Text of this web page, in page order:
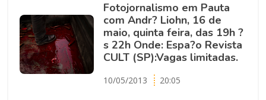
Fotojornalismo em Pauta
com Andr? Liohn, 16 de
maio, quinta feira, das 19h ?
s 22h Onde: Espa?o Revista
CULT (SP):Vagas limitadas.
10/05/2013 20:05